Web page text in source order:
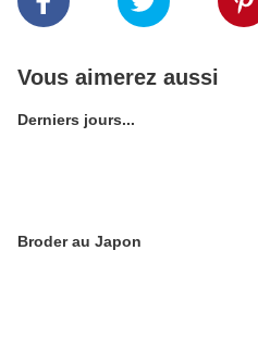
Vous aimerez aussi
Derniers jours...
Broder au Japon